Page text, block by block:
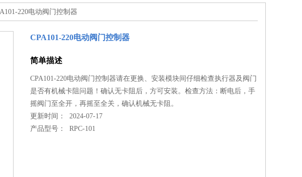
220电动阀门控制器
CPA101-220电动阀门控制器
简单描述
CPA101-220电动阀门控制器请在更换、安装模块间仔细检查执行器及阀门
是否有机械卡阻问题！确认无卡阻后，方可安装。检查方法：断电后，手
摇阀门至全开，再摇至全关，确认机械无卡阻。
更新时间： 2024-07-17
产品型号：RPC-101